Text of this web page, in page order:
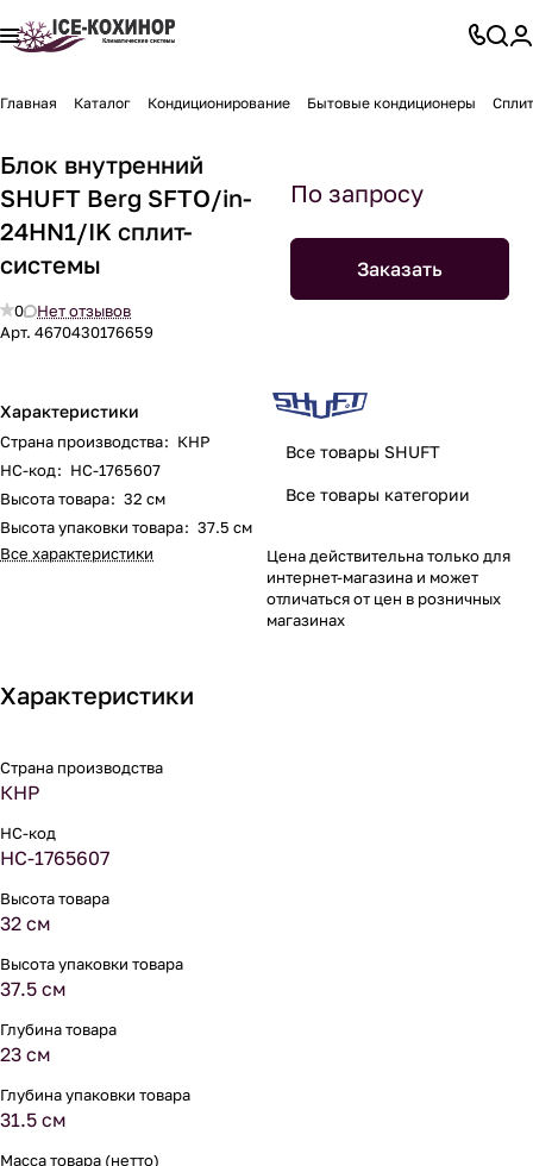
Главная Каталог Кондиционирование Бытовые кондиционеры
Блок внутренний
SHUFT Berg SFTO/in-
24HN1/IK сплит-
системы
0
Нет отзывов
Арт. 4670430176659
Характеристики
Страна производства: КНР
НС-код: НС-1765607
Высота товара: 32 см
Высота упаковки товара: 37.5 см
Все характеристики
По запросу
Заказать
Все товары SHUFT
Все товары категории
Цена действительна только для
интернет-магазина и может
отличаться от цен в розничных
магазинах
Характеристики
Страна производства
КНР
НС-код
НС-1765607
Высота товара
32 см
Высота упаковки товара
37.5 см
Глубина товара
23 см
Глубина упаковки товара
31.5 см
Масса товара (нетто)